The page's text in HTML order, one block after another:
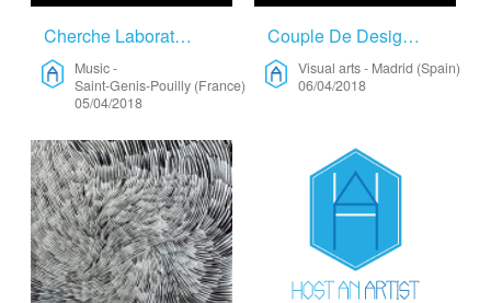
Cherche Laboratoire De Composition – Music
Music-
Saint-Genis-Pouilly (France)
05/04/2018
Couple De Designer At Artiste Performer Qui Voyagent Beaucoup Cherchent Hôte(s) Sympatique(s) – Visual Arts
Visual arts- Madrid (Spain)
06/04/2018